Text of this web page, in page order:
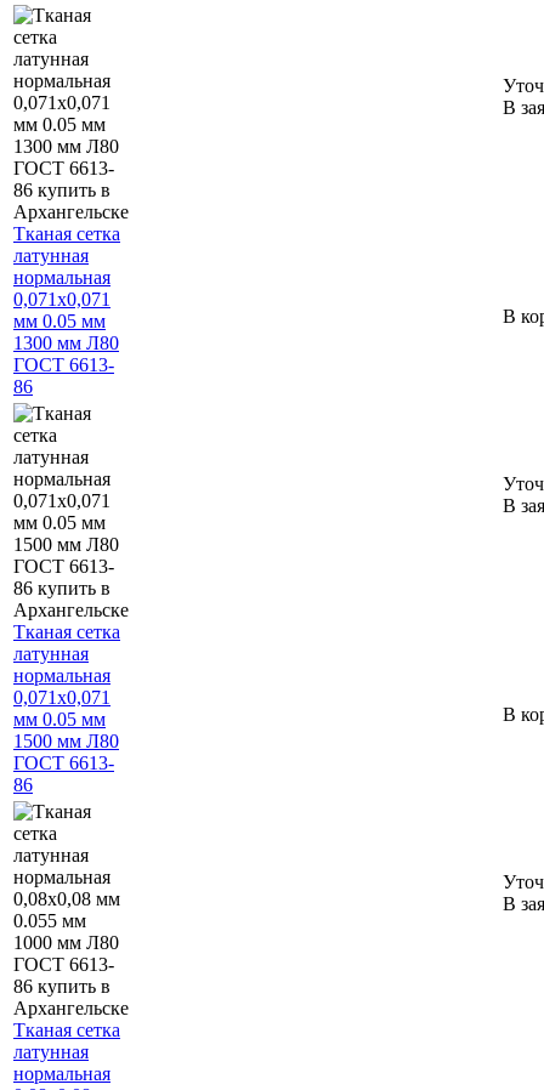
Тканая сетка
латунная
нормальная
0,071х0,071
мм 0.05 мм
1300 мм Л80
ГОСТ 6613-
86
В
В
Тканая сетка
латунная
нормальная
0,071х0,071
мм 0.05 мм
1500 мм Л80
ГОСТ 6613-
86
В
В
Тканая сетка
латунная
нормальная
В